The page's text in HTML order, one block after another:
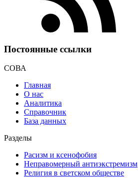
Постоянные ссылки
СОВА
Главная
О нас
Аналитика
Справочник
База данных
Разделы
Расизм и ксенофобия
Неправомерный антиэкстремизм
Религия в светском обществе